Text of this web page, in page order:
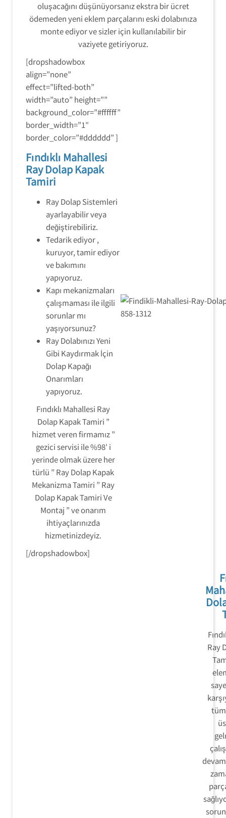
oluşacağını düşünüyorsanız ekstra bir ücret
ödemeden yeni eklem parçalarını eski dolabınıza
monte ediyor ve sizler için kullanılabilir bir
vaziyete getiriyoruz.
[dropshadowbox
align=”none”
effect=”lifted-both”
width=”auto” height=””
background_color=”#ffffff”
border_width=”1″
border_color=”#dddddd” ]
Fındıklı Mahallesi
Ray Dolap Kapak
Tamiri
Ray Dolap Sistemleri
ayarlayabilir veya
değiştirebiliriz.
Tedarik ediyor ,
kuruyor, tamir ediyor
ve bakımını
yapıyoruz.
Kapı mekanizmaları
çalışmaması ile ilgili
sorunlar mı
yaşıyorsunuz?
Ray Dolabınızı Yeni
Gibi Kaydırmak İçin
Dolap Kapağı
Onarımları
yapıyoruz.
Fındıklı Mahallesi Ray
Dolap Kapak Tamiri ”
hizmet veren firmamız ”
gezici servisi ile %98′ i
yerinde olmak üzere her
türlü ” Ray Dolap Kapak
Mekanizma Tamiri ” Ray
Dolap Kapak Tamiri Ve
Montaj ” ve onarım
ihtiyaçlarınızda
hizmetinizdeyiz.
[/dropshadowbox]
Ray